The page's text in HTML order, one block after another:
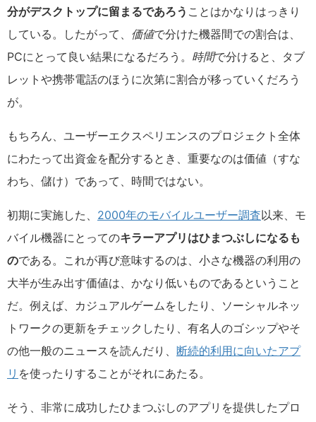
分がデスクトップに留まるであろう ことはかなりはっきり
している。したがって、 価値で分けた機器間での割合は、
PCにとって良い結果になるだろう。 時間で分けると、タブ
レットや携帯電話のほうに次第に割合が移っていくだろう
が。
もちろん、ユーザーエクスペリエンスのプロジェクト全体
にわたって出資金を配分するとき、重要なのは価値（すな
わち、儲け）であって、時間ではない。
初期に実施した、 2000年のモバイルユーザー調査以来、モ
バイル機器にとってのキラーアプリはひまつぶしになるも
のである。これが再び意味するのは、小さな機器の利用の
大半が生み出す価値は、かなり低いものであるということ
だ。例えば、カジュアルゲームをしたり、ソーシャルネッ
トワークの更新をチェックしたり、有名人のゴシップやそ
の他一般のニュースを読んだり、 断続的利用に向いたアプ
リ を使ったりすることがそれにあたる。
そう、非常に成功したひまつぶしのアプリを提供したプロ